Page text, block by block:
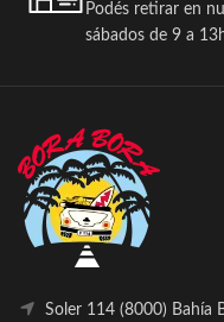
Podés retirar en
sábados de 9 a
Soler 114 (8000) Bahía